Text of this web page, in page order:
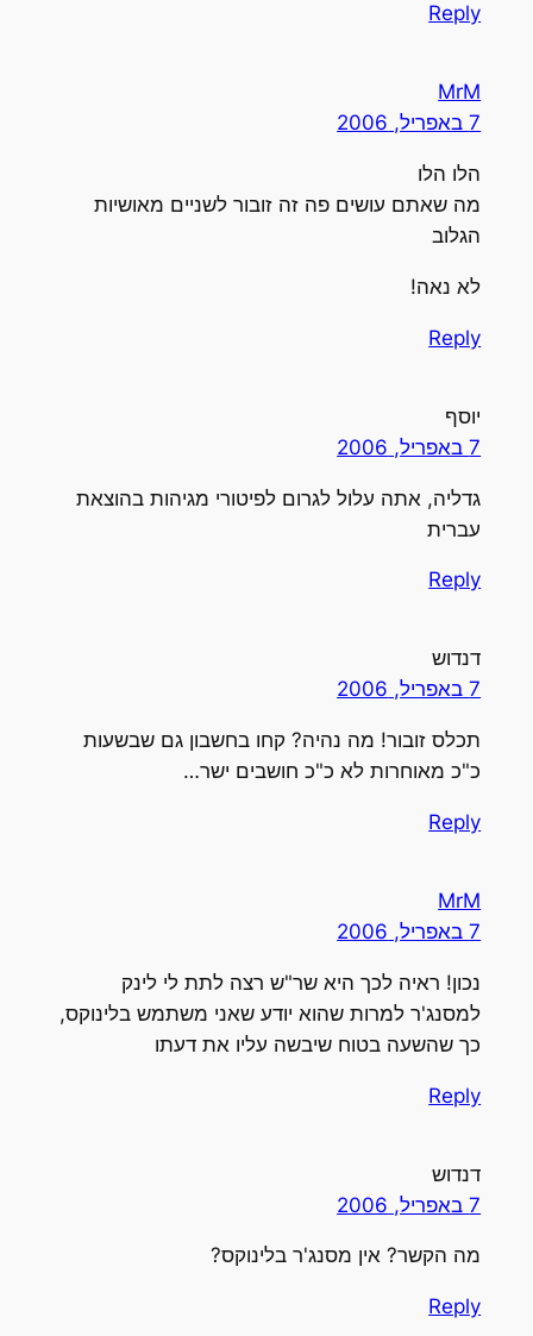
Reply
MrM
7 באפריל, 2006
הלו הלו
מה שאתם עושים פה זה זובור לשניים מאושיות
הגלוב
לא נאה!
Reply
יוסף
7 באפריל, 2006
גדליה, אתה עלול לגרום לפיטורי מגיהות בהוצאת
עברית
Reply
דנדוש
7 באפריל, 2006
תכלס זובור! מה נהיה? קחו בחשבון גם שבשעות
כ"כ מאוחרות לא כ"כ חושבים ישר…
Reply
MrM
7 באפריל, 2006
נכון! ראיה לכך היא שר"ש רצה לתת לי לינק
למסנג'ר למרות שהוא יודע שאני משתמש בלינוקס,
כך שהשעה בטוח שיבשה עליו את דעתו
Reply
דנדוש
7 באפריל, 2006
מה הקשר? אין מסנג'ר בלינוקס?
Reply